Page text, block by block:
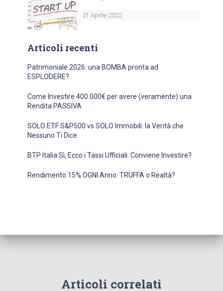
21 Aprile 2022
Articoli recenti
Patrimoniale 2026: una BOMBA pronta ad
ESPLODERE?
Come Investire 400.000€ per avere (veramente) una
Rendita PASSIVA
SOLO ETF S&P500 vs SOLO Immobili: la Verità che
Nessuno Ti Dice
BTP Italia Sì, Ecco i Tassi Ufficiali: Conviene Investire?
Rendimento 15% OGNI Anno: TRUFFA o Realtà?
Articoli correlati